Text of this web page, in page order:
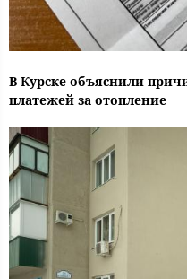
В Курске объяснили
платежей за отопление